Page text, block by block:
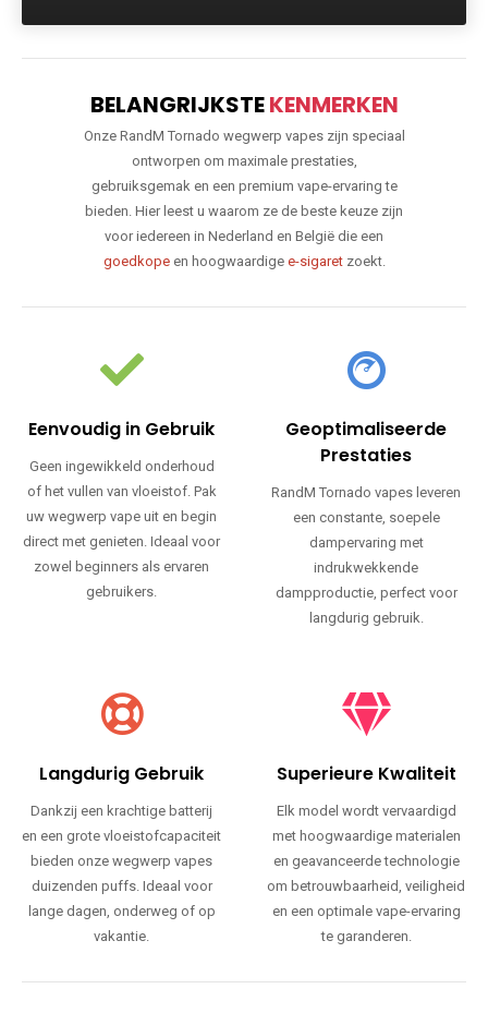
BELANGRIJKSTEKENMERKEN
Onze RandM Tornado wegwerp vapes zijn speciaal
ontworpen om maximale prestaties,
gebruiksgemak en een premium vape-ervaring te
bieden. Hier leest u waarom ze de beste keuze zijn
voor iedereen in Nederland en België die een
goedkopeen hoogwaardige e-sigaretzoekt.
Eenvoudig in Gebruik
Geen ingewikkeld onderhoud
of het vullen van vloeistof. Pak
uw wegwerp vape uit en begin
direct met genieten. Ideaal voor
zowel beginners als ervaren
gebruikers.
Geoptimaliseerde
Prestaties
RandM Tornado vapes leveren
een constante, soepele
dampervaring met
indrukwekkende
dampproductie, perfect voor
langdurig gebruik.
Langdurig Gebruik
Dankzij een krachtige batterij
en een grote vloeistofcapaciteit
bieden onze wegwerp vapes
duizenden puffs. Ideaal voor
lange dagen, onderweg of op
vakantie.
Superieure Kwaliteit
Elk model wordt vervaardigd
met hoogwaardige materialen
en geavanceerde technologie
om betrouwbaarheid, veiligheid
en een optimale vape-ervaring
te garanderen.